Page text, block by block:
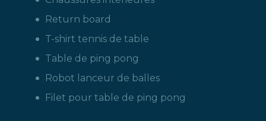
Return board
T-shirt tennis de table
Table de ping pong
Robot lanceur de balles
Filet pour table de ping pong